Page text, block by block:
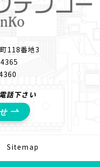
118番地3
話下さい
Sitemap